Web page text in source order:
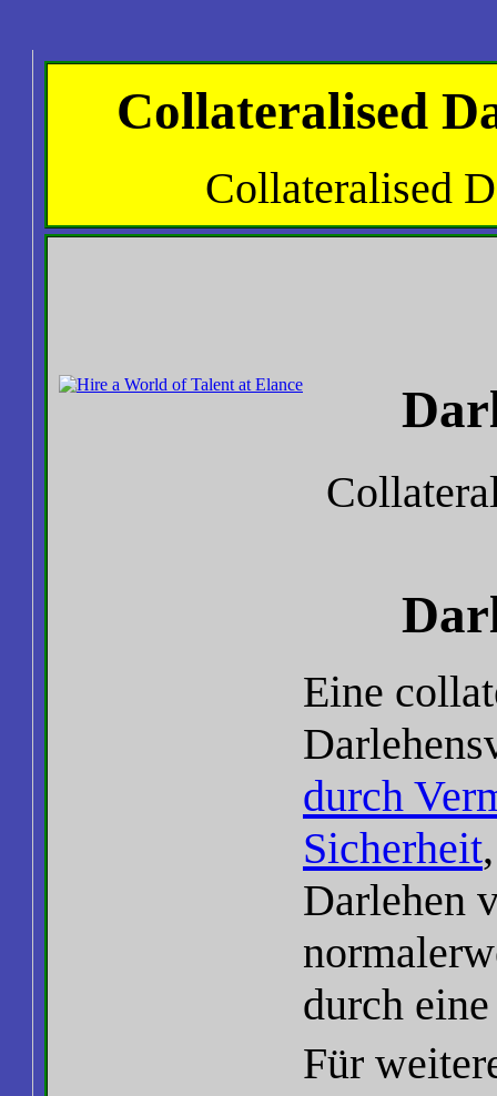
Collateralised
Collateralised
Eine
durch
Sicherheit
Darlehen
durch
Für